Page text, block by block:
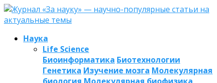
Наука
Life Science
Биоинформатика Биотехнологии
Генетика Изучение мозга Молекулярная